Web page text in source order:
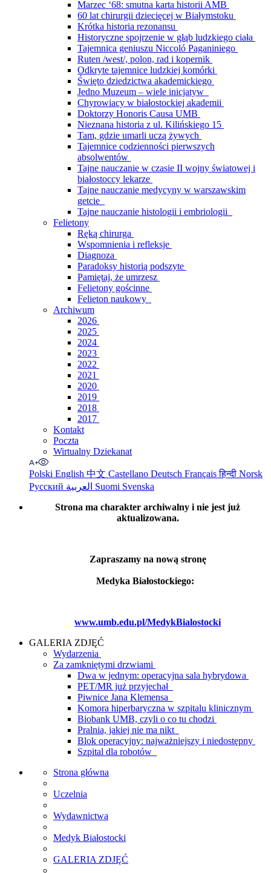
Marzec ‘68: smutna karta historii AMB
60 lat chirurgii dziecięcej w Białymstoku
Krótka historia rezonansu
Historyczne spojrzenie w głąb ludzkiego ciała
Tajemnica geniuszu Niccoló Paganiniego
Ruten /west/, polon, rad i kopernik
Odkryte tajemnice ludzkiej komórki
Święto dziedzictwa akademickiego
Jedno Muzeum – wiele inicjatyw
Chyrowiacy w białostockiej akademii
Doktorzy Honoris Causa UMB
Nieznana historia z ul. Kilińskiego 15
Tam, gdzie umarli uczą żywych
Tajemnice codzienności pierwszych
absolwentów
Tajne nauczanie w czasie II wojny światowej i
białostoccy lekarze
Tajne nauczanie medycyny w warszawskim
getcie
Tajne nauczanie histologii i embriologii
Felietony
Ręką chirurga
Wspomnienia i refleksje
Diagnoza
Paradoksy historią podszyte
Pamiętaj, że umrzesz
Felietony gościnne
Felieton naukowy
Archiwum
2026
2025
2024
2023
2022
2021
2020
2019
2018
2017
Kontakt
Poczta
Wirtualny Dziekanat
Polski English 中文 Castellano Deutsch Françaisहिन्दी Norsk
Русский
Suomi Svenska
Strona ma charakter archiwalny i nie jest już
aktualizowana.
Zapraszamy na nową stronę
Medyka Białostockiego:
www.umb.edu.pl/MedykBialostocki
GALERIA ZDJĘĆ
Wydarzenia
Za zamkniętymi drzwiami
Dwa w jednym: operacyjna sala hybrydowa
PET/MR już przyjechał
Piwnice Jana Klemensa
Komora hiperbaryczna w szpitalu klinicznym
Biobank UMB, czyli o co tu chodzi
Pralnia, jakiej nie ma nikt
Blok operacyjny: najważniejszy i niedostępny
Szpital dla robotów
Strona główna
Uczelnia
Wydawnictwa
Medyk Białostocki
GALERIA ZDJĘĆ